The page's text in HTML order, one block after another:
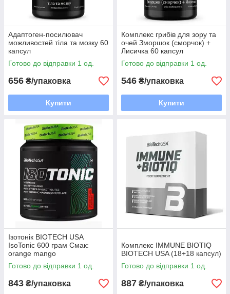
Адаптоген-посилювач
можливостей тіла та мозку 60
капсул
Готово до відправки 1 од.
656 ₴/упаковка
Купити
Комплекс грибів для зору та
очей Зморшок (сморчок) +
Лисичка 60 капсул
Готово до відправки 1 од.
546 ₴/упаковка
Купити
Ізотонік BIOTECH USA
IsoTonic 600 грам Смак:
orange mango
Готово до відправки 1 од.
843 ₴/упаковка
Комплекс IMMUNE BIOTIQ
BIOTECH USA (18+18 капсул)
Готово до відправки 1 од.
887 ₴/упаковка